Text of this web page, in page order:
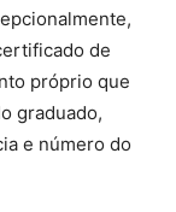
de
próprio que
graduado,
e número do